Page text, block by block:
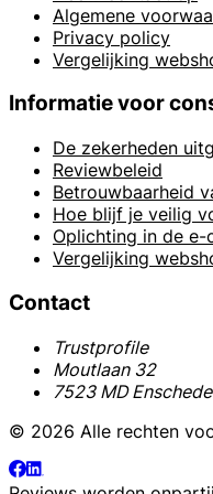
Algemene
Privacy policy
Vergelijking
Informatie voor
De zekerheden
Reviewbeleid
Betrouwbaarheid
Hoe blijf je veilig
Oplichting in de e-
Vergelijking
Contact
Trustprofile
Moutlaan 32
7523 MD Enschede
© 2026 Alle rechten